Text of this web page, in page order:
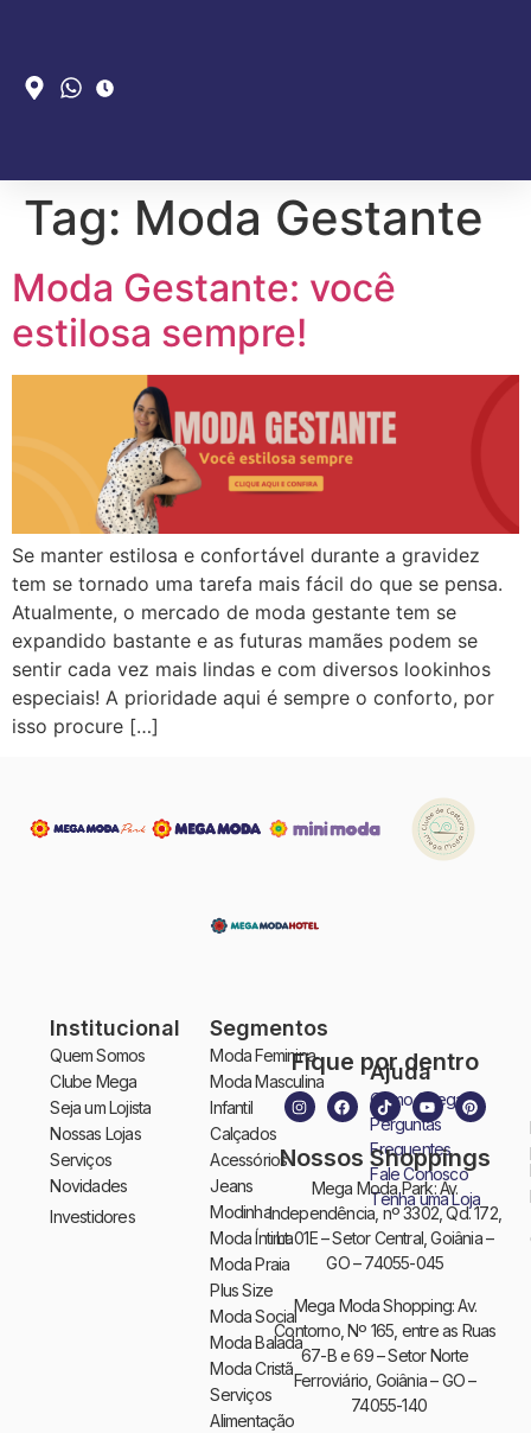
Tag: Moda Gestante
Moda Gestante: você
estilosa sempre!
Se manter estilosa e confortável durante a gravidez
tem se tornado uma tarefa mais fácil do que se pensa.
Atualmente, o mercado de moda gestante tem se
expandido bastante e as futuras mamães podem se
sentir cada vez mais lindas e com diversos lookinhos
especiais! A prioridade aqui é sempre o conforto, por
isso procure […]
Institucional
Quem Somos
Clube Mega
Seja um Lojista
Nossas Lojas
Serviços
Novidades
Investidores
Segmentos
Moda Feminina
Moda Masculina
Infantil
Calçados
Acessórios
Jeans
Modinha
Moda Íntima
Moda Praia
Plus Size
Moda Social
Moda Balada
Moda Cristã
Serviços
Alimentação
Ajuda
Como Chegar
Perguntas
Frequentes
Fale Conosco
Tenha uma Loja
Fique por dentro
Nossos Shoppings
Mega Moda Park: Av.
Independência, nº 3302, Qd. 172,
Lt. 01E – Setor Central, Goiânia –
GO – 74055-045
Mega Moda Shopping: Av.
Contorno, Nº 165, entre as Ruas
67-B e 69 – Setor Norte
Ferroviário, Goiânia – GO –
74055-140